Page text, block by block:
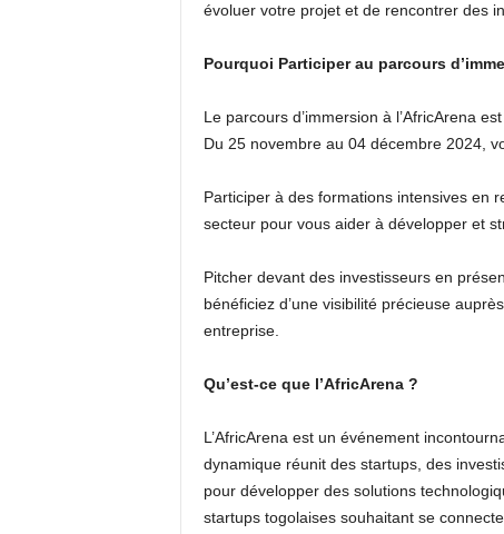
évoluer votre projet et de rencontrer des
Pourquoi Participer au parcours
Le parcours d’immersion à l’AfricArena
Du 25 novembre au 04 décembre 2024,
Participer à des formations intensives en
secteur pour vous aider à développer et
Pitcher devant des investisseurs en
bénéficiez d’une visibilité précieuse
entreprise.
Qu’est-ce que l’AfricArena ?
L’AfricArena est un événement
dynamique réunit des startups, des
pour développer des solutions
startups togolaises souhaitant se